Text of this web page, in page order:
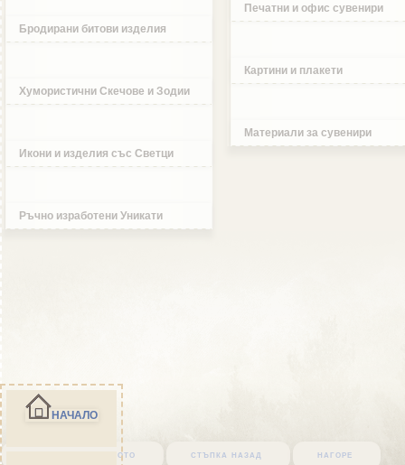
Бродирани битови изделия
Хумористични Скечове и Зодии
Икони и изделия със Светци
Ръчно изработени Уникати
Печатни и офис сувенири
Картини и плакети
Материали за сувенири
върни се в началото стъпка назад нагоре
НАЧАЛО